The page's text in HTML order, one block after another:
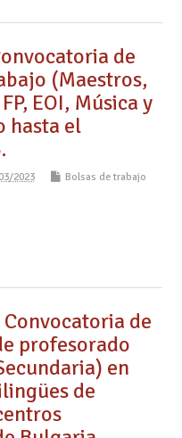
de
(Maestros,
EOI, Música y
hasta el
2023 Bolsas de trabajo
Convocatoria de
profesorado
en
de